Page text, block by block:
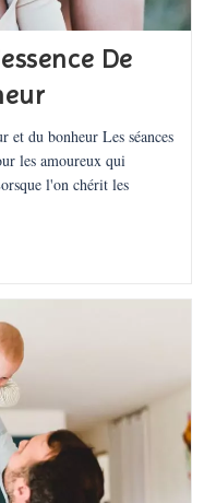
De
et du bonheur Les séances
les amoureux qui
l'on chérit les